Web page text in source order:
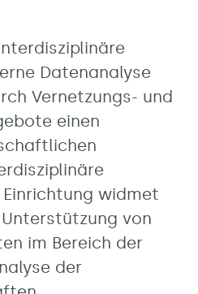
Datenanalyse
Vernetzungs- und
einen
widmet
von
im Bereich der
der